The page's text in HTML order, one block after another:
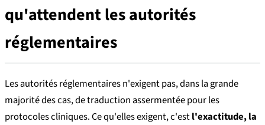
qu'attendent les autorités
réglementaires
Les autorités réglementaires n'exigent pas, dans la grande
majorité des cas, de traduction assermentée pour les
protocoles cliniques. Ce qu'elles exigent, c'estl'exactitude, la